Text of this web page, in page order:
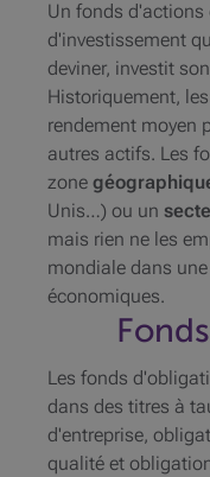
Un fonds d'actions
d'investissement
deviner, investit
Historiquement,
rendement moyen
autres actifs. Les
zone
Unis…) ou un
mais rien ne les
mondiale dans
économiques.
Les fonds
dans des titres à
d'entreprise,
qualité et